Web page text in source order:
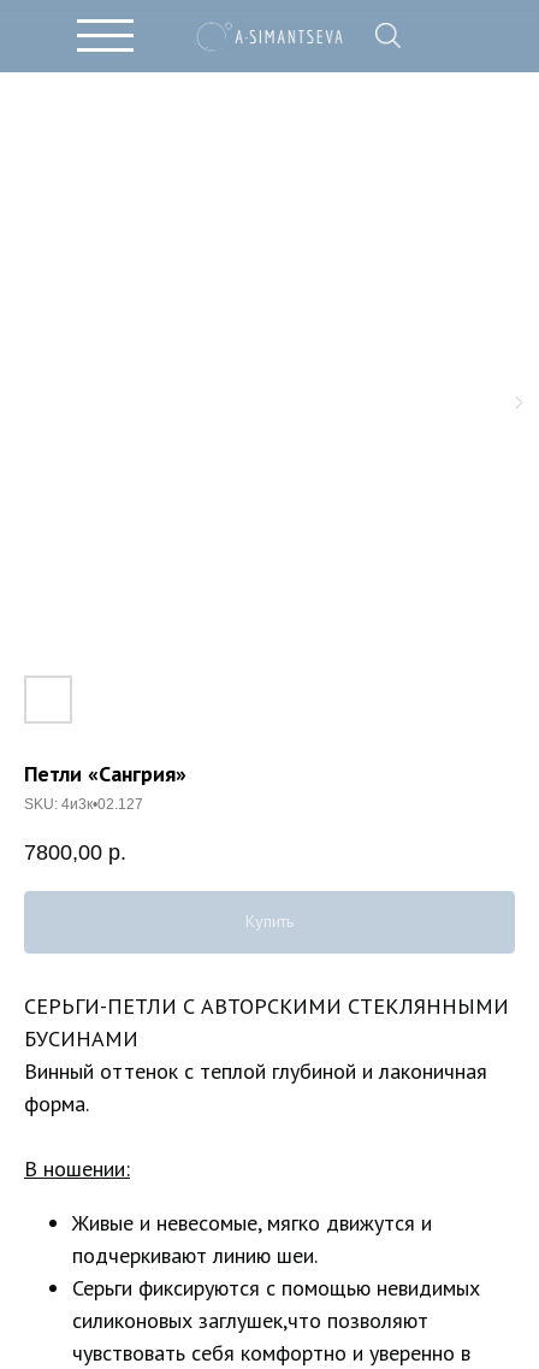
Петли «Сангрия»
SKU: 4и3к•02.127
7800,00 р.
Купить
СЕРЬГИ-ПЕТЛИ С АВТОРСКИМИ СТЕКЛЯННЫМИ
БУСИНАМИ
Винный оттенок с теплой глубиной и лаконичная
форма.
В ношении:
Живые и невесомые, мягко движутся и
подчеркивают линию шеи.
Серьги фиксируются с помощью невидимых
силиконовых заглушек,что позволяют
чувствовать себя комфортно и уверенно в